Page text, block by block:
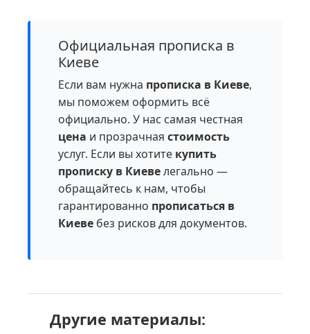
Официальная прописка в
Киеве
Если вам нужна прописка в Киеве,
мы поможем оформить всё
официально. У нас самая честная
цена и прозрачная стоимость
услуг. Если вы хотите купить
прописку в Киевелегально —
обращайтесь к нам, чтобы
гарантированно прописаться в
Киеве без рисков для документов.
Другие материалы: